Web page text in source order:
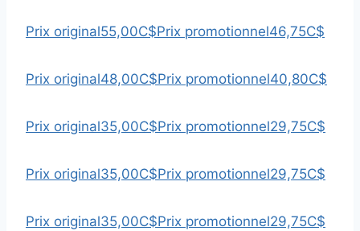
Prix original55,00C$Prix promotionnel46,75C$
Prix original48,00C$Prix promotionnel40,80C$
Prix original35,00C$Prix promotionnel29,75C$
Prix original35,00C$Prix promotionnel29,75C$
Prix original35,00C$Prix promotionnel29,75C$